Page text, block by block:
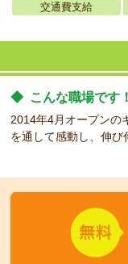
交通費支給
◆ こんな職場です！
2014年4月オープンの
を通して感動し、伸び